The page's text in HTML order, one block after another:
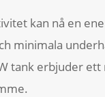
kan nå en
minimala
tank erbjuder